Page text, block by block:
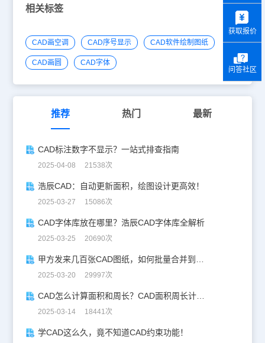
相关标签
CAD画空调 CAD序号显示 CAD软件绘制图纸
CAD画圆 CAD字体
推荐 热门 最新
CAD标注数字不显示？一站式排查指南
2025-04-08 21538次
浩辰CAD：自动更新面积，绘图设计更高效！
2025-03-27 15086次
CAD字体库放在哪里？浩辰CAD字体库全解析
2025-03-25 20690次
2025-03-20 29997次
CAD怎么计算面积和周长？CAD面积周长计算全攻略
2025-03-14 18441次
学CAD这么久，竟不知道CAD约束功能！
获取报价
问答社区